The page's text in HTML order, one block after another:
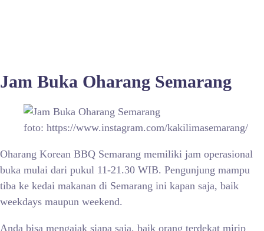
Jam Buka Oharang Semarang
foto: https://www.instagram.com/kakilimasemarang/
Oharang Korean BBQ Semarang memiliki jam operasional
buka mulai dari pukul 11-21.30 WIB. Pengunjung mampu
tiba ke kedai makanan di Semarang ini kapan saja, baik
weekdays maupun weekend.
Anda bisa mengajak siapa saja, baik orang terdekat mirip